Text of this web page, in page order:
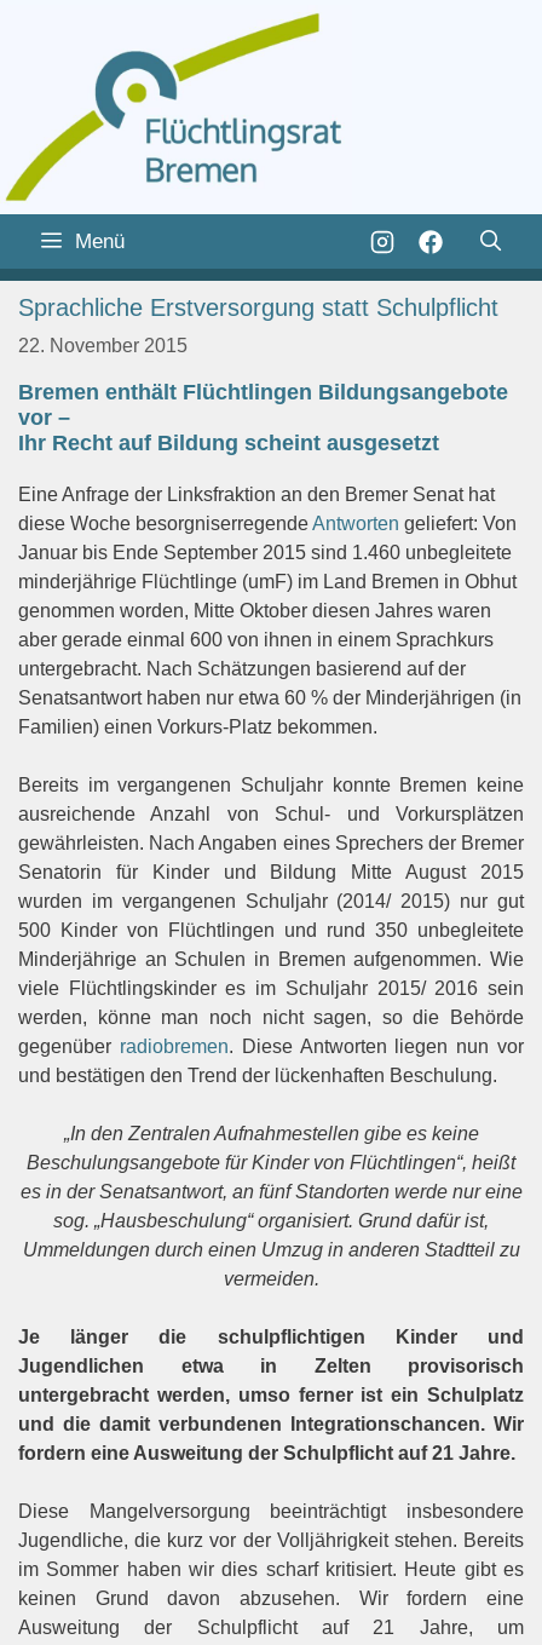
Zum
Inhalt
springen
springen
Menü
Sprachliche Erstversorgung statt Schulpflicht
22. November 2015
Bremen enthält Flüchtlingen Bildungsangebote
vor –
Ihr Recht auf Bildung scheint ausgesetzt
Eine Anfrage der Linksfraktion an den Bremer Senat hat
diese Woche besorgniserregendeAntworten geliefert: Von
Januar bis Ende September 2015 sind 1.460 unbegleitete
minderjährige Flüchtlinge (umF) im Land Bremen in Obhut
genommen worden, Mitte Oktober diesen Jahres waren
aber gerade einmal 600 von ihnen in einem Sprachkurs
untergebracht. Nach Schätzungen basierend auf der
Senatsantwort haben nur etwa 60 % der Minderjährigen (in
Familien) einen Vorkurs-Platz bekommen.
Bereits im vergangenen Schuljahr konnte Bremen keine
ausreichende Anzahl von Schul- und Vorkursplätzen
gewährleisten. Nach Angaben eines Sprechers der Bremer
Senatorin für Kinder und Bildung Mitte August 2015
wurden im vergangenen Schuljahr (2014/ 2015) nur gut
500 Kinder von Flüchtlingen und rund 350 unbegleitete
Minderjährige an Schulen in Bremen aufgenommen. Wie
viele Flüchtlingskinder es im Schuljahr 2015/ 2016 sein
werden, könne man noch nicht sagen, so die Behörde
gegenüber radiobremen. Diese Antworten liegen nun vor
und bestätigen den Trend der lückenhaften Beschulung.
„In den Zentralen Aufnahmestellen gibe es keine
Beschulungsangebote für Kinder von Flüchtlingen“, heißt
es in der Senatsantwort, an fünf Standorten werde nur eine
sog. „Hausbeschulung“ organisiert. Grund dafür ist,
Ummeldungen durch einen Umzug in anderen Stadtteil zu
vermeiden.
Je länger die schulpflichtigen Kinder und
Jugendlichen etwa in Zelten provisorisch
untergebracht werden, umso ferner ist ein Schulplatz
und die damit verbundenen Integrationschancen. Wir
fordern eine Ausweitung der Schulpflicht auf 21 Jahre.
Diese Mangelversorgung beeinträchtigt insbesondere
Jugendliche, die kurz vor der Volljährigkeit stehen. Bereits
im Sommer haben wir dies scharf kritisiert. Heute gibt es
keinen Grund davon abzusehen. Wir fordern eine
Ausweitung der Schulpflicht auf 21 Jahre, um